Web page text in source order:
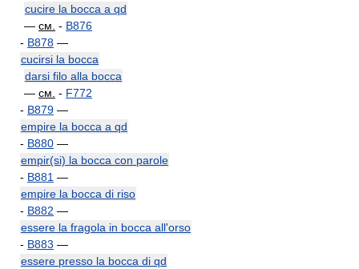
cucire la bocca a qd
— см. - B876
- B878 —
cucirsi la bocca
darsi filo alla bocca
— см. - F772
- B879 —
empire la bocca a qd
- B880 —
empir(si) la bocca con parole
- B881 —
empire la bocca di riso
- B882 —
essere la fragola in bocca all'orso
- B883 —
essere presso la bocca di qd